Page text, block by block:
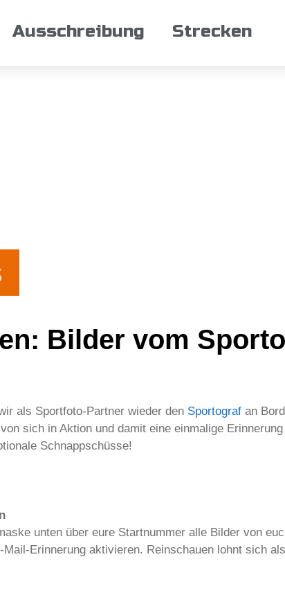
Ausschreibung Strecken
Bilder vom
als Sportfoto-Partner wieder den Sportograf an
sich in Aktion und damit eine einmalige
Schnappschüsse!
unten über eure Startnummer alle Bilder von
Erinnerung aktivieren. Reinschauen lohnt sich